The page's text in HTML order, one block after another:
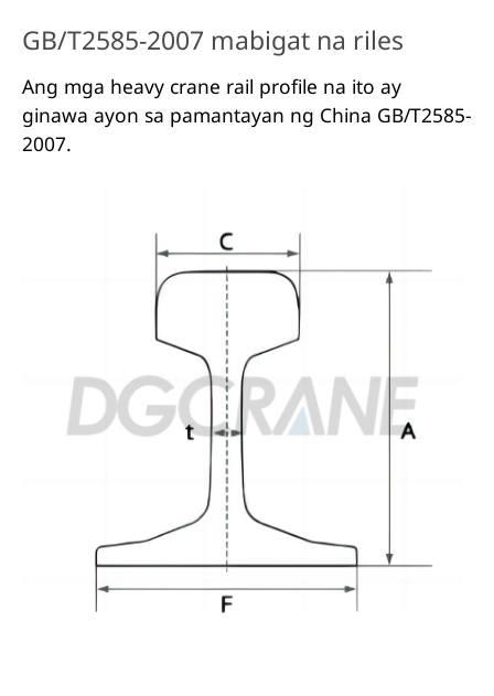
GB/T2585-2007 mabigat na riles
Ang mga heavy crane rail profile na ito ay
ginawa ayon sa pamantayan ng China GB/T2585-
2007.